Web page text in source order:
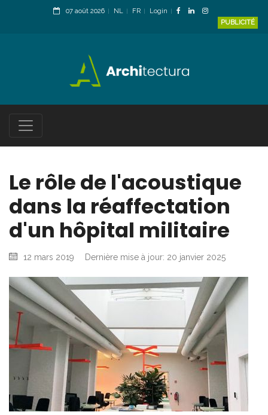
07 août 2026 NL FR
Login
PUBLICITÉ
Le rôle de l'acoustique
dans la réaffectation
d'un hôpital militaire
12 mars 2019 Dernière mise à jour: 20 janvier 2025